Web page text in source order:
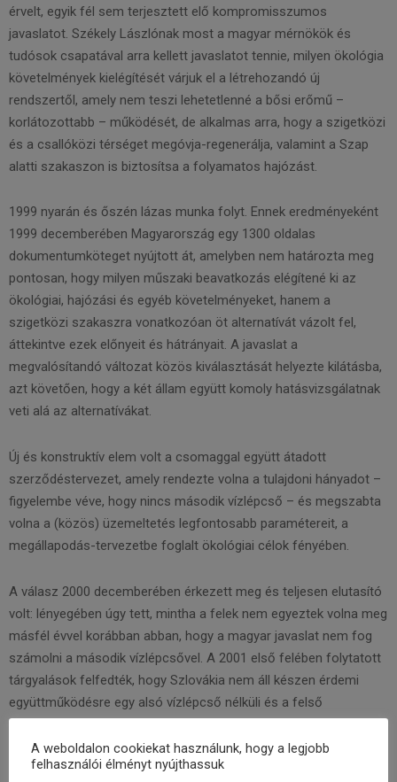
érvelt, egyik fél sem terjesztett elő kompromisszumos
javaslatot. Székely Lászlónak most a magyar mérnökök és
tudósok csapatával arra kellett javaslatot tennie, milyen ökológia
követelmények kielégítését várjuk el a létrehozandó új
rendszertől, amely nem teszi lehetetlenné a bősi erőmű –
korlátozottabb – működését, de alkalmas arra, hogy a szigetközi
és a csallóközi térséget megóvja-regenerálja, valamint a Szap
alatti szakaszon is biztosítsa a folyamatos hajózást.
1999 nyarán és őszén lázas munka folyt. Ennek eredményeként
1999 decemberében Magyarország egy 1300 oldalas
dokumentumköteget nyújtott át, amelyben nem határozta meg
pontosan, hogy milyen műszaki beavatkozás elégítené ki az
ökológiai, hajózási és egyéb követelményeket, hanem a
szigetközi szakaszra vonatkozóan öt alternatívát vázolt fel,
áttekintve ezek előnyeit és hátrányait. A javaslat a
megvalósítandó változat közös kiválasztását helyezte kilátásba,
azt követően, hogy a két állam együtt komoly hatásvizsgálatnak
veti alá az alternatívákat.
Új és konstruktív elem volt a csomaggal együtt átadott
szerződéstervezet, amely rendezte volna a tulajdoni hányadot –
figyelembe véve, hogy nincs második vízlépcső – és megszabta
volna a (közös) üzemeltetés legfontosabb paramétereit, a
megállapodás-tervezetbe foglalt ökológiai célok fényében.
A válasz 2000 decemberében érkezett meg és teljesen elutasító
volt: lényegében úgy tett, mintha a felek nem egyeztek volna meg
másfél évvel korábban abban, hogy a magyar javaslat nem fog
számolni a második vízlépcsővel. A 2001 első felében folytatott
tárgyalások felfedték, hogy Szlovákia nem áll készen érdemi
együttműködésre egy alsó vízlépcső nélküli és a felső
szakaszon érdemi átrendeződéssel járó beavatkozás
kidolgozására.
A weboldalon cookiekat használunk, hogy a legjobb
felhasználói élményt nyújthassuk